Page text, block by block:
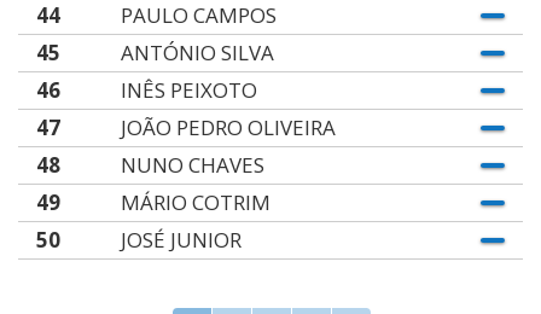
44
PAULO CAMPOS
45
ANTÓNIO SILVA
46
INÊS PEIXOTO
47
JOÃO PEDRO OLIVEIRA
48
NUNO CHAVES
49
MÁRIO COTRIM
50
JOSÉ JUNIOR